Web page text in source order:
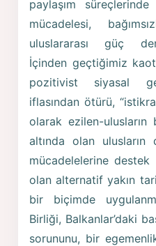
paylaşım
mücadelesi,
uluslararası güç
İçinden geçtiğimiz
pozitivist siyasal
iflasından ötürü,
olarak ezilen-
altında olan ulusların
mücadelelerine
olan alternatif yakın
bir biçimde
Birliği, Balkanlar’daki
sorununu, bir